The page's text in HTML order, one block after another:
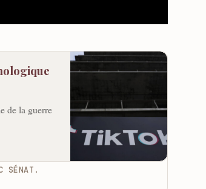
de la guerre
SÉNAT.